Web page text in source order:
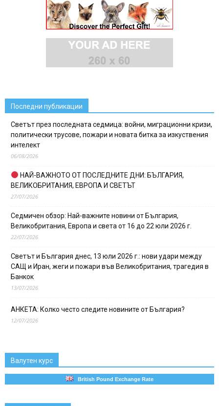
Последни публикации
Светът през последната седмица: войни, миграционни кризи,
политически трусове, пожари и новата битка за изкуствения
интелект
06/08/2026
НАЙ-ВАЖНОТО ОТ ПОСЛЕДНИТЕ ДНИ: БЪЛГАРИЯ,
ВЕЛИКОБРИТАНИЯ, ЕВРОПА И СВЕТЪТ
27/07/2026
Седмичен обзор: Най-важните новини от България,
Великобритания, Европа и света от 16 до 22 юли 2026 г.
22/07/2026
Светът и България днес, 13 юли 2026 г.: нови удари между
САЩ и Иран, жеги и пожари във Великобритания, трагедия в
Банкок
13/07/2026
АНКЕТА: Колко често следите новините от България?
12/07/2026
Валутен курс
British Pound Exchange Rate